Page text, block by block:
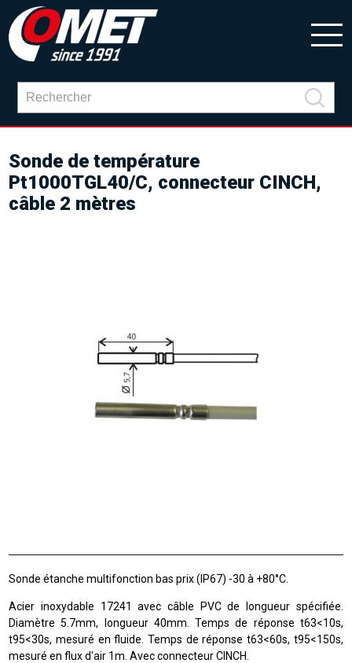
Sonde de température
Pt1000TGL40/C, connecteur CINCH,
câble 2 mètres
Sonde étanche multifonction bas prix (IP67) -30 à +80°C.
Acier inoxydable 17241 avec câble PVC de longueur spécifiée.
Diamètre 5.7mm, longueur 40mm. Temps de réponse t63<10s,
t95<30s, mesuré en fluide. Temps de réponse t63<60s, t95<150s,
mesuré en flux d'air 1m. Avec connecteur CINCH.